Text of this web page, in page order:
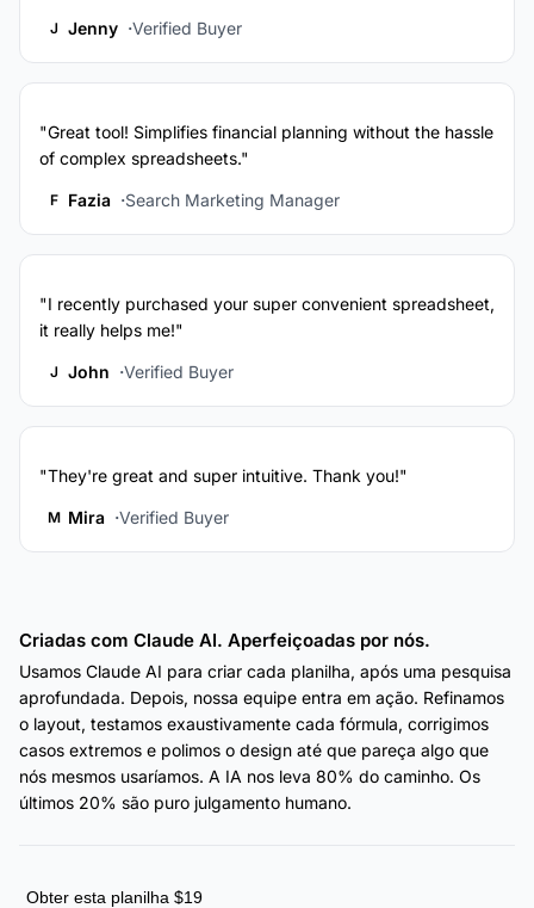
J Jenny Verified Buyer
"Great tool! Simplifies financial planning without the hassle
of complex spreadsheets."
F Fazia Search Marketing Manager
"I recently purchased your super convenient spreadsheet,
it really helps me!"
J John Verified Buyer
"They're great and super intuitive. Thank you!"
M Mira Verified Buyer
Criadas com Claude AI. Aperfeiçoadas por nós.
Usamos Claude AI para criar cada planilha, após uma pesquisa
aprofundada. Depois, nossa equipe entra em ação. Refinamos
o layout, testamos exaustivamente cada fórmula, corrigimos
casos extremos e polimos o design até que pareça algo que
nós mesmos usaríamos. A IA nos leva 80% do caminho. Os
últimos 20% são puro julgamento humano.
Obter esta planilha $19